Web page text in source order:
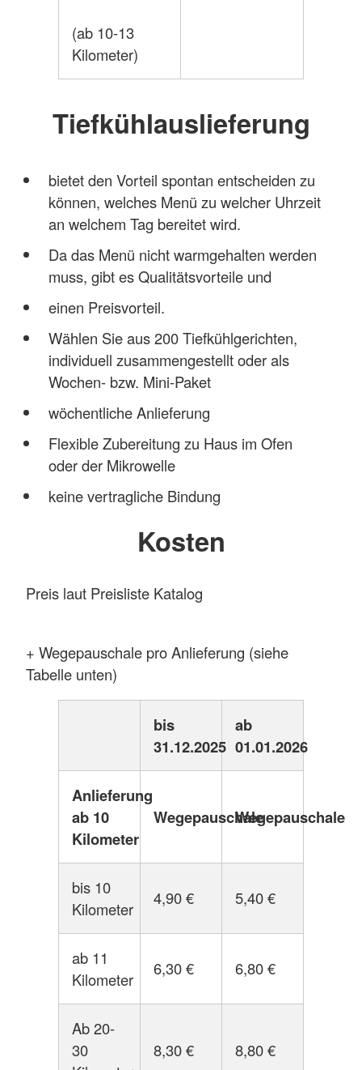
(ab 10-13
Kilometer)
Tiefkühlauslieferung
bietet den Vorteil spontan entscheiden zu
können, welches Menü zu welcher Uhrzeit
an welchem Tag bereitet wird.
Da das Menü nicht warmgehalten werden
muss, gibt es Qualitätsvorteile und
einen Preisvorteil.
Wählen Sie aus 200 Tiefkühlgerichten,
individuell zusammengestellt oder als
Wochen- bzw. Mini-Paket
wöchentliche Anlieferung
Flexible Zubereitung zu Haus im Ofen
oder der Mikrowelle
keine vertragliche Bindung
Kosten
Preis laut Preisliste Katalog
+ Wegepauschale pro Anlieferung (siehe
Tabelle unten)
bis
31.12.2025
ab
01.01.2026
Anlieferung
ab 10
Kilometer
WegepauschaleWegepauschale
bis 10
Kilometer
4,90 € 5,40 €
ab 11
Kilometer
6,30 € 6,80 €
Ab 20-
30
8,30 € 8,80 €